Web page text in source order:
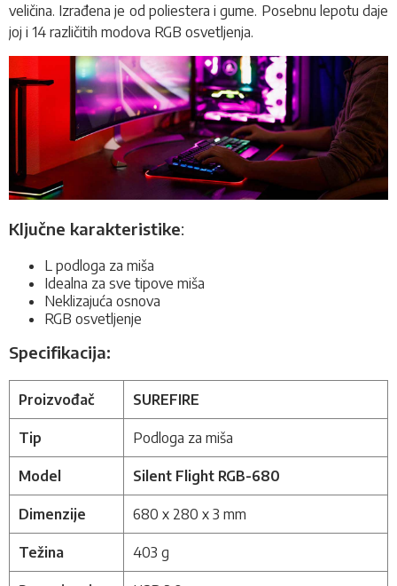
veličina. Izrađena je od poliestera i gume. Posebnu lepotu daje
joj i 14 različitih modova RGB osvetljenja.
Ključne karakteristike:
L podloga za miša
Idealna za sve tipove miša
Neklizajuća osnova
RGB osvetljenje
Specifikacija:
Proizvođač SUREFIRE
Tip Podloga za miša
Model Silent Flight RGB-680
Dimenzije 680 x 280 x 3 mm
Težina 403 g